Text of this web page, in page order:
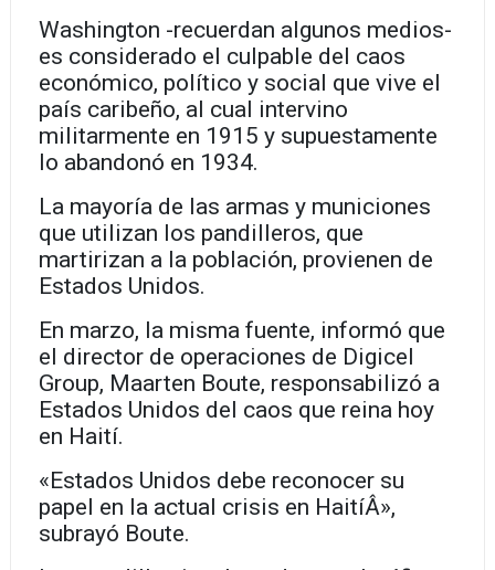
Washington -recuerdan algunos medios-
es considerado el culpable del caos
económico, político y social que vive el
país caribeño, al cual intervino
militarmente en 1915 y supuestamente
lo abandonó en 1934.
La mayoría de las armas y municiones
que utilizan los pandilleros, que
martirizan a la población, provienen de
Estados Unidos.
En marzo, la misma fuente, informó que
el director de operaciones de Digicel
Group, Maarten Boute, responsabilizó a
Estados Unidos del caos que reina hoy
en Haití.
«Estados Unidos debe reconocer su
papel en la actual crisis en HaitíÂ»,
subrayó Boute.